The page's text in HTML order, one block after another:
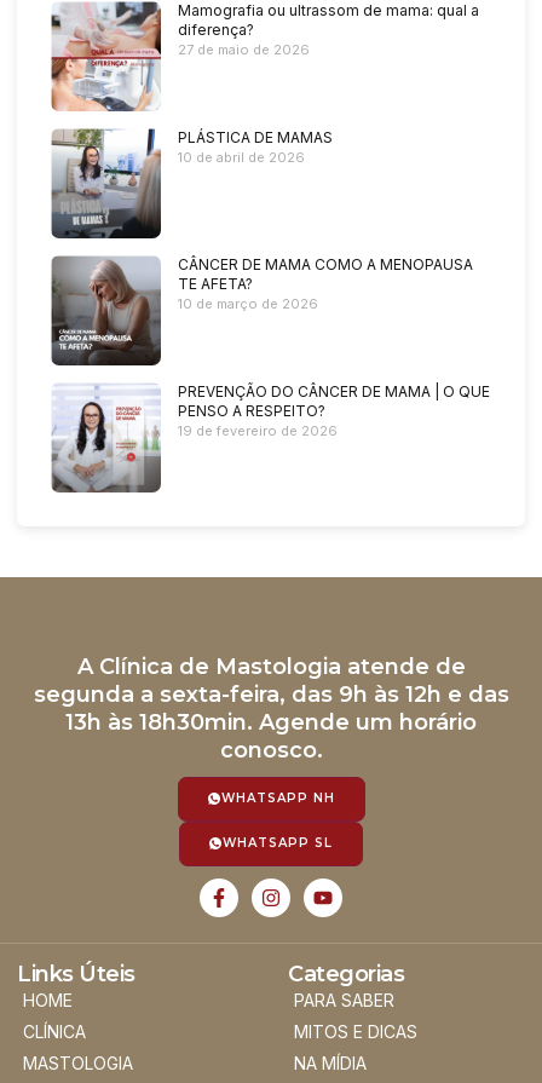
Mamografia ou ultrassom de mama: qual a
diferença?
27 de maio de 2026
PLÁSTICA DE MAMAS
10 de abril de 2026
CÂNCER DE MAMA COMO A MENOPAUSA
TE AFETA?
10 de março de 2026
PREVENÇÃO DO CÂNCER DE MAMA | O QUE
PENSO A RESPEITO?
19 de fevereiro de 2026
A Clínica de Mastologia atende de
segunda a sexta-feira, das 9h às 12h e das
13h às 18h30min. Agende um horário
conosco.
WHATSAPP NH
WHATSAPP SL
Links Úteis
HOME
CLÍNICA
MASTOLOGIA
Categorias
PARA SABER
MITOS E DICAS
NA MÍDIA